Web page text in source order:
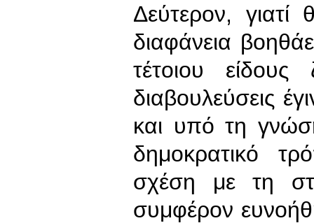
Δεύτερον,
διαφάνεια
τέτοιου είδους
διαβουλεύσεις
και υπό τη
δημοκρατικό
σχέση με τη
συμφέρον